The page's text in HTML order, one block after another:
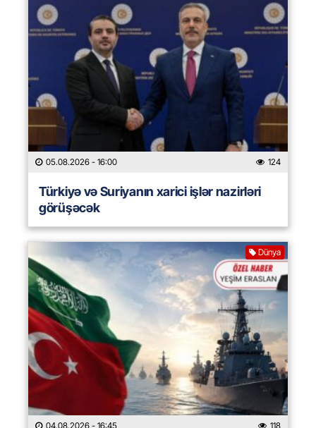
05.08.2026 - 16:00 124
Türkiyə və Suriyanın xarici işlər nazirləri
görüşəcək
Dünya
04.08.2026 - 16:45 118